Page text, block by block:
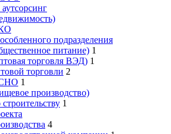
подразделения
питание) 1
торговля ВЭД) 1
торговли 2
1
производство)
1
4